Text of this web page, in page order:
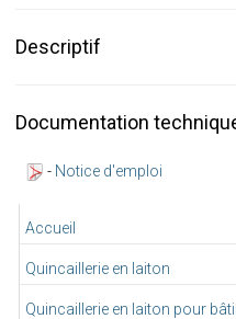
Accueil
Quincaillerie en laiton
Quincaillerie en laiton pour
Descriptif
Documentation
- Notice d'emploi